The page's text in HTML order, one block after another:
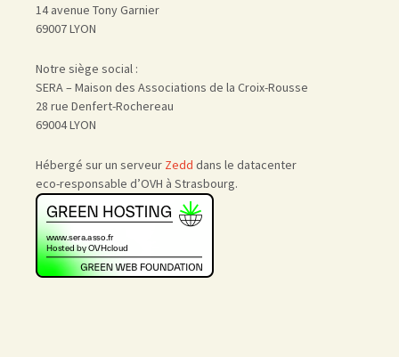
14 avenue Tony Garnier
69007 LYON
Notre siège social :
SERA – Maison des Associations de la Croix-Rousse
28 rue Denfert-Rochereau
69004 LYON
Hébergé sur un serveur Zedd dans le datacenter
eco-responsable d’OVH à Strasbourg.